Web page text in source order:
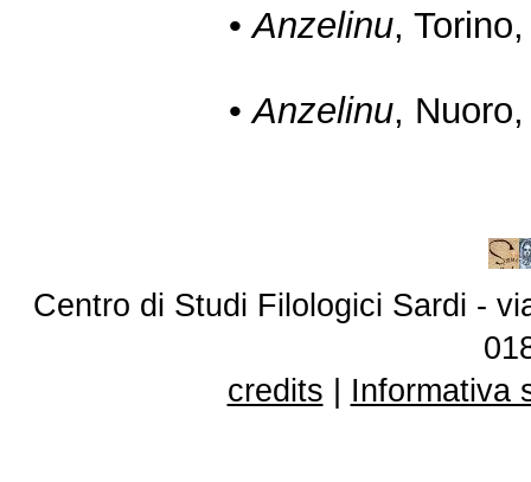
•Anzelinu,
•Anzelinu,
Centro di Studi Filologici Sardi -
credits
Informativa